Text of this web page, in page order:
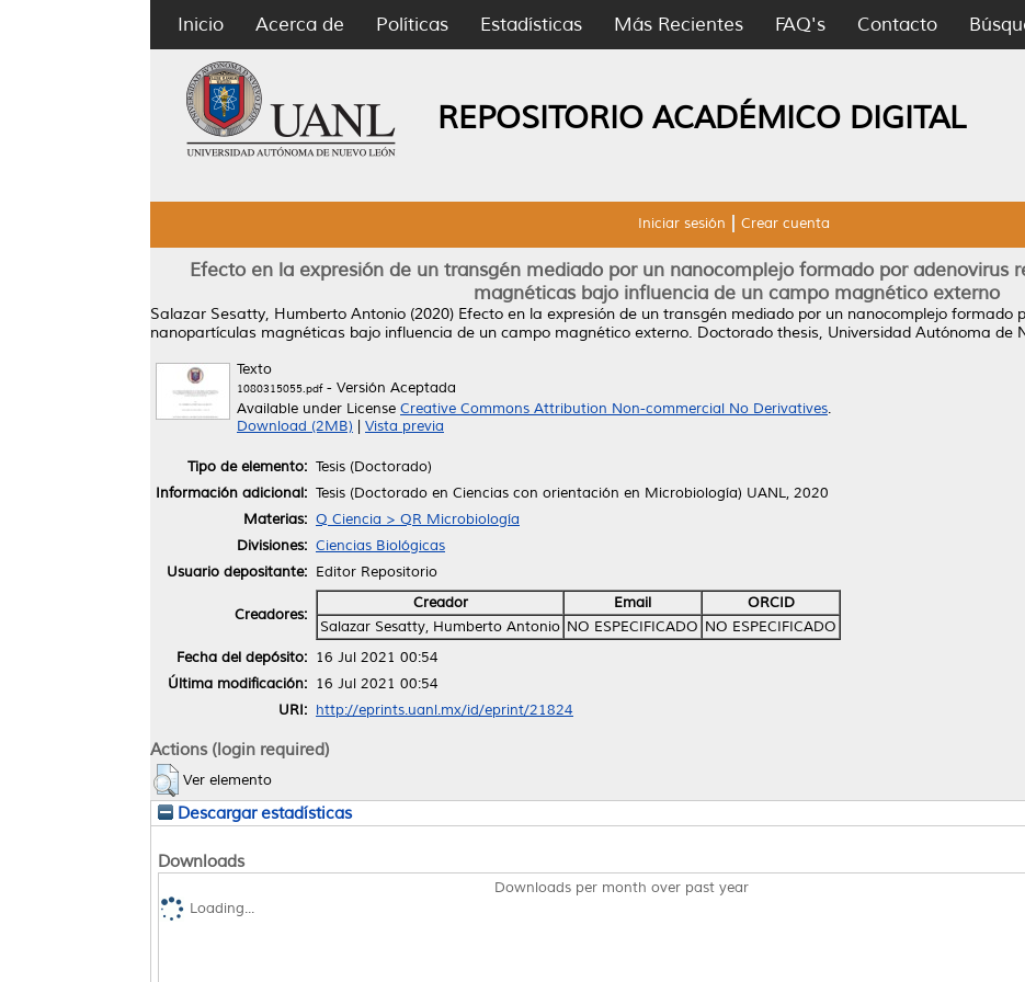
Inicio Acerca de Políticas Estadísticas Más Recientes FAQ's Contacto
REPOSITORIO ACADÉMICO DIGITAL
Iniciar sesión Crear cuenta
Efecto en la expresión de un transgén mediado por un nanocomplejo formado por adenovirus
magnéticas bajo influencia de un campo magnético externo
Salazar Sesatty, Humberto Antonio (2020) Efecto en la expresión de un transgén mediado por un nanocomplejo formado
nanopartículas magnéticas bajo influencia de un campo magnético externo. Doctorado thesis, Universidad Autónoma de
Texto
1080315055.pdf- Versión Aceptada
Available under License Creative Commons Attribution Non-commercial No Derivatives.
Download (2MB)
Vista previa
Tipo de elemento: Tesis (Doctorado)
Información adicional: Tesis (Doctorado en Ciencias con orientación en Microbiología) UANL, 2020
Materias: Q Ciencia > QR Microbiología
Divisiones: Ciencias Biológicas
Usuario depositante: Editor Repositorio
Creadores:
Creador Email
ORCID
Salazar Sesatty, Humberto Antonio NO ESPECIFICADO NO ESPECIFICADO
Fecha del depósito: 16 Jul 2021 00:54
Última modificación: 16 Jul 2021 00:54
URI: http://eprints.uanl.mx/id/eprint/21824
Actions (login required)
Ver elemento
Descargar estadísticas
Downloads
Downloads per month over past year
Loading...